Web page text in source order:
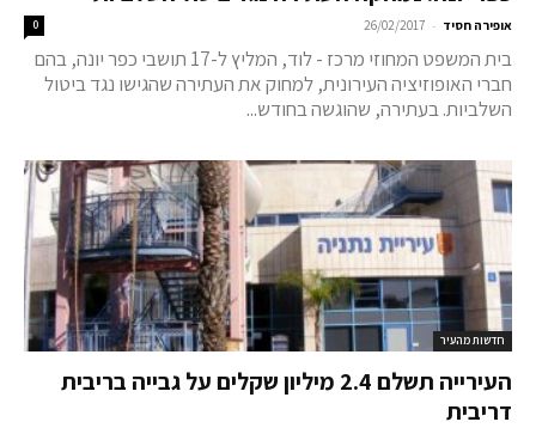
אופירה חסיד -
26/02/2017
0
בית המשפט המחוזי מרכז - לוד, המליץ ל-17 תושבי כפר יונה, בהם
חברי האופוזיציה העירונית, למחוק את העתירה שהגישו נגד ביטול
השלביות. בעתירה, שהוגשה בחודש...
חדשות מהעיר
העירייה תשלם 2.4 מיליון שקלים על גבייה בריבית
דריבית